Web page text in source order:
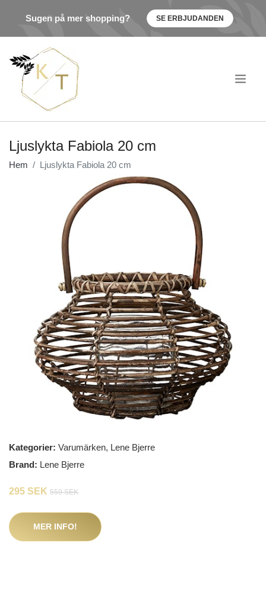
Sugen på mer shopping? SE ERBJUDANDEN
Ljuslykta Fabiola 20 cm
Hem Ljuslykta Fabiola 20 cm
Kategorier: Varumärken, Lene Bjerre
Brand: Lene Bjerre
295 SEK 559 SEK
MER INFO!